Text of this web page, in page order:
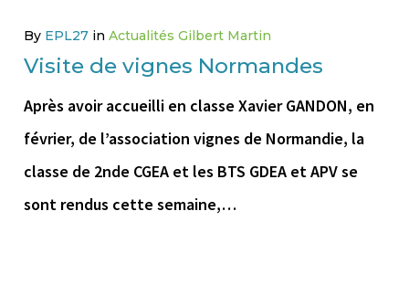
By EPL27 in Actualités Gilbert Martin
Visite de vignes Normandes
Après avoir accueilli en classe Xavier GANDON, en
février, de l’association vignes de Normandie, la
classe de 2nde CGEA et les BTS GDEA et APV se
sont rendus cette semaine,…